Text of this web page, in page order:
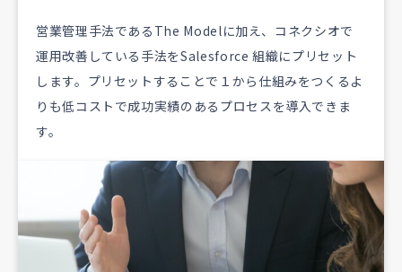
営業管理手法であるThe Modelに加え、コネクシオで
運用改善している手法をSalesforce 組織にプリセット
します。プリセットすることで１から仕組みをつくるよ
りも低コストで成功実績のあるプロセスを導入できま
す。